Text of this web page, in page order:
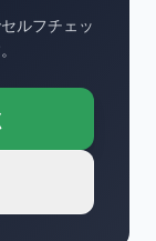
ルフチェッ